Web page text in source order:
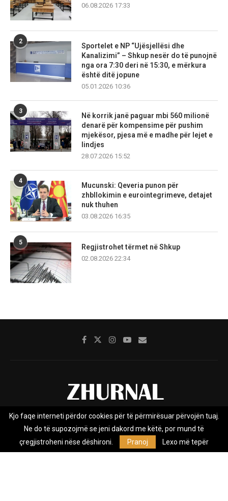
06.08.2026 17:33
2
Sportelet e NP “Ujësjellësi dhe
Kanalizimi” – Shkup nesër do të punojnë
nga ora 7:30 deri në 15:30, e mërkura
është ditë jopune
05.01.2026 10:36
3
Në korrik janë paguar mbi 560 milionë
denarë për kompensime për pushim
mjekësor, pjesa më e madhe për lejet e
lindjes
28.07.2026 15:52
4
Mucunski: Qeveria punon për
zhbllokimin e eurointegrimeve, detajet
nuk thuhen
03.08.2026 16:35
5
Regjistrohet tërmet në Shkup
02.08.2026 22:34
Rreth nesh Impresumi Marketing
Kontakt
Privacy Policy
Zhurnal.mk është Agjenci e Lajmeve e pavarur, e themeluar në vitin
Kjo faqe interneti përdor cookies për të përmirësuar përvojën tuaj.
Ne do të supozojmë se jeni dakord me këtë, por mund të
çregjistroheni nëse dëshironi.
Pranoj Lexo më tepër